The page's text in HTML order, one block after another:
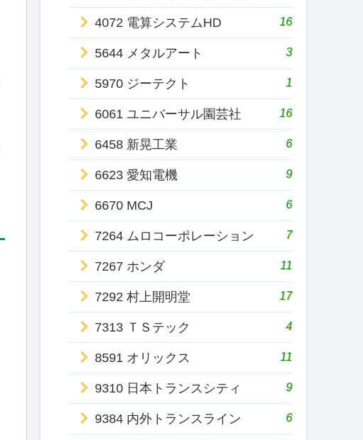
4072 電算システムHD 16
5644 メタルアート 3
5970 ジーテクト 1
6061 ユニバーサル園芸社 16
6458 新晃工業 6
6623 愛知電機 9
6670 MCJ 6
7264 ムロコーポレーション 7
7267 ホンダ 11
7292 村上開明堂 17
7313 ＴＳテック 4
8591 オリックス 11
9310 日本トランスシティ 9
9384 内外トランスライン 6